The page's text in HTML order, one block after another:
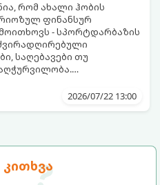
კითხვა
რომ ახალი ჰობის
ფინანსურ
- სპორტდარბაზის
საღებავები თუ
და სასარგებლო
სმარტფონი, ფურცელი
გონებასა და
2026/07/22 13:00